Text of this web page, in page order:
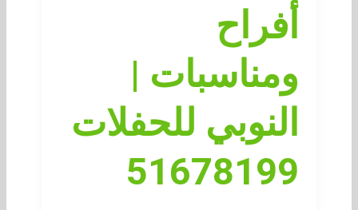
أفراح
ومناسبات |
النوبي للحفلات
51678199